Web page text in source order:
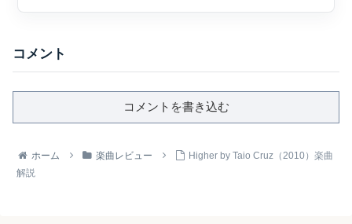
コメント
コメントを書き込む
ホーム 楽曲レビュー
Higher by Taio Cruz（2010）楽曲
解説